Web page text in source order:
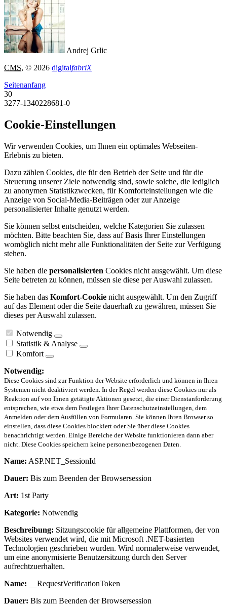
Andrej Grlic
CMS, © 2026 digitalfabriX
Seitenanfang
30
3277-1340228681-0
Cookie-Einstellungen
Wir verwenden Cookies, um Ihnen ein optimales Webseiten-
Erlebnis zu bieten.
Dazu zählen Cookies, die für den Betrieb der Seite und für die
Steuerung unserer Ziele notwendig sind, sowie solche, die lediglich
zu anonymen Statistikzwecken, für Komforteinstellungen wie die
Anzeige von Social-Media-Beiträgen oder zur Anzeige
personalisierter Inhalte genutzt werden.
Sie können selbst entscheiden, welche Kategorien Sie zulassen
möchten. Bitte beachten Sie, dass auf Basis Ihrer Einstellungen
womöglich nicht mehr alle Funktionalitäten der Seite zur Verfügung
stehen.
Sie haben die personalisierten Cookies nicht ausgewählt. Um diese
Seite betreten zu können, müssen sie diese per Auswahl zulassen.
Sie haben das Komfort-Cookie nicht ausgewählt. Um den Zugriff
auf das Element oder die Seite dauerhaft zu gewähren, müssen Sie
dieses per Auswahl zulassen.
Notwendig
Statistik & Analyse
Komfort
Notwendig:
Diese Cookies sind zur Funktion der Website erforderlich und können in Ihren
Systemen nicht deaktiviert werden. In der Regel werden diese Cookies nur als
Reaktion auf von Ihnen getätigte Aktionen gesetzt, die einer Dienstanforderung
entsprechen, wie etwa dem Festlegen Ihrer Datenschutzeinstellungen, dem
Anmelden oder dem Ausfüllen von Formularen. Sie können Ihren Browser so
einstellen, dass diese Cookies blockiert oder Sie über diese Cookies
benachrichtigt werden. Einige Bereiche der Website funktionieren dann aber
nicht. Diese Cookies speichern keine personenbezogenen Daten.
Name: ASP.NET_SessionId
Dauer: Bis zum Beenden der Browsersession
Art: 1st Party
Kategorie: Notwendig
Beschreibung: Sitzungscookie für allgemeine Plattformen, der von
Websites verwendet wird, die mit Microsoft .NET-basierten
Technologien geschrieben wurden. Wird normalerweise verwendet,
um eine anonymisierte Benutzersitzung durch den Server
aufrechtzuerhalten.
Name: __RequestVerificationToken
Dauer: Bis zum Beenden der Browsersession